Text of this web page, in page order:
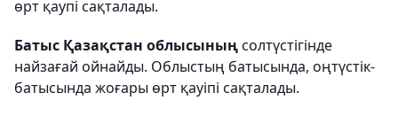
өрт қаупі сақталады.
Батыс Қазақстан облысыныңсолтүстігінде
найзағай ойнайды. Облыстың батысында, оңтүстік-
батысында жоғары өрт қауіпі сақталады.